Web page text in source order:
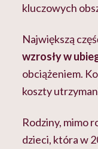
kluczowych
Największą
wzrosły w
obciążeniem.
koszty
Rodziny, mimo
dzieci, która w